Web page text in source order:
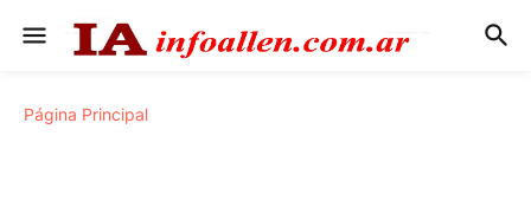
Página Principal